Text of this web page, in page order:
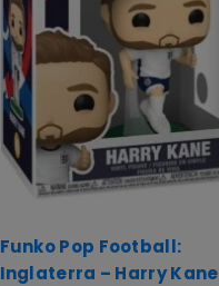
Funko Pop Football:
Inglaterra – Harry Kane